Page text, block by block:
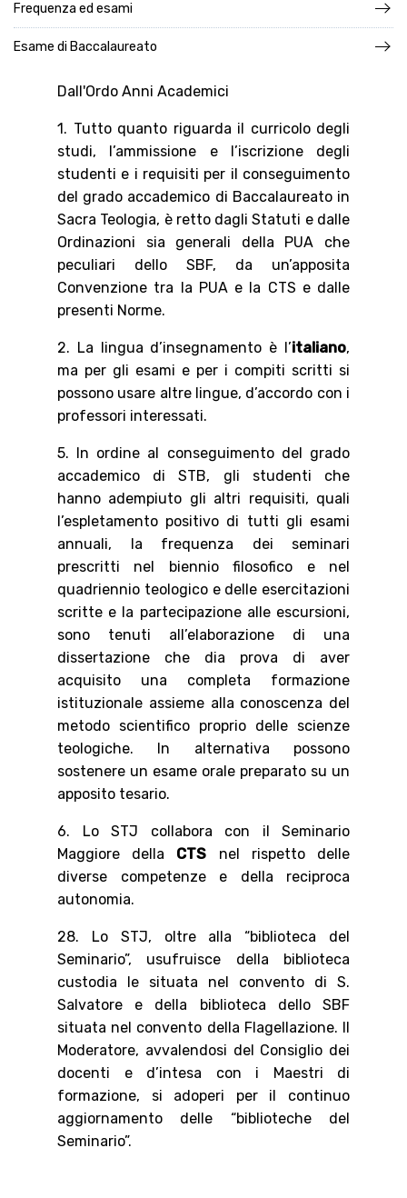
Frequenza ed esami
Esame di Baccalaureato
Dall'Ordo Anni Academici
1. Tutto quanto riguarda il curricolo degli
studi, l’ammissione e l’iscrizione degli
studenti e i requisiti per il conseguimento
del grado accademico di Baccalaureato in
Sacra Teologia, è retto dagli Statuti e dalle
Ordinazioni sia generali della PUA che
peculiari dello SBF, da un’apposita
Convenzione tra la PUA e la CTS e dalle
presenti Norme.
2. La lingua d’insegnamento è l’italiano,
ma per gli esami e per i compiti scritti si
possono usare altre lingue, d’accordo con i
professori interessati.
5. In ordine al conseguimento del grado
accademico di STB, gli studenti che
hanno adempiuto gli altri requisiti, quali
l’espletamento positivo di tutti gli esami
annuali, la frequenza dei seminari
prescritti nel biennio filosofico e nel
quadriennio teologico e delle esercitazioni
scritte e la partecipazione alle escursioni,
sono tenuti all’elaborazione di una
dissertazione che dia prova di aver
acquisito una completa formazione
istituzionale assieme alla conoscenza del
metodo scientifico proprio delle scienze
teologiche. In alternativa possono
sostenere un esame orale preparato su un
apposito tesario.
6. Lo STJ collabora con il Seminario
Maggiore della CTS nel rispetto delle
diverse competenze e della reciproca
autonomia.
28. Lo STJ, oltre alla “biblioteca del
Seminario”, usufruisce della biblioteca
custodia le situata nel convento di S.
Salvatore e della biblioteca dello SBF
situata nel convento della Flagellazione. Il
Moderatore, avvalendosi del Consiglio dei
docenti e d’intesa con i Maestri di
formazione, si adoperi per il continuo
aggiornamento delle “biblioteche del
Seminario”.